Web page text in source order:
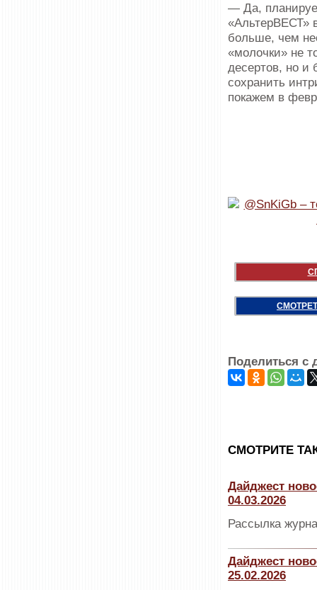
— Да,
«АльтерВЕСТ»
больше, чем
«молочки» не
десертов, но и
сохранить
покажем в
Поделиться с
CМОТРИТЕ
Дайджест
04.03.2026
Рассылка
Дайджест
25.02.2026